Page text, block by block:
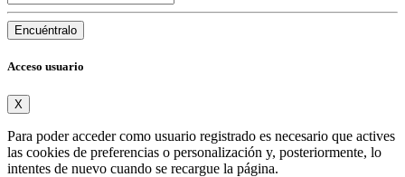
Encuéntralo
Acceso usuario
X
Para poder acceder como usuario registrado es necesario que actives
las cookies de preferencias o personalización y, posteriormente, lo
intentes de nuevo cuando se recargue la página.